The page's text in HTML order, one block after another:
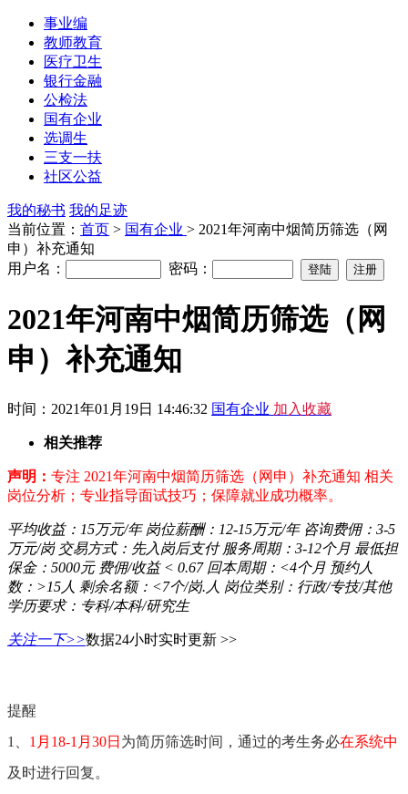
事业编
教师教育
医疗卫生
银行金融
公检法
国有企业
选调生
三支一扶
社区公益
我的秘书 我的足迹
当前位置： 首页 > 国有企业 > 2021年河南中烟简历筛选（网
申）补充通知
用户名：
密码：
2021年河南中烟简历筛选（网
申）补充通知
时间：2021年01月19日 14:46:32 国有企业 加入收藏
相关推荐
声明： 专注 2021年河南中烟简历筛选（网申）补充通知 相关
岗位分析；专业指导面试技巧；保障就业成功概率。
平均收益： 15万元/年 岗位薪酬： 12-15万元/年 咨询费佣： 3-5
万元/岗 交易方式： 先入岗后支付 服务周期： 3-12个月 最低担
保金： 5000元 费佣/收益 < 0.67 回本周期： <4个月 预约人
数： >15人 剩余名额： <7个/岗.人 岗位类别： 行政/专技/其他
学历要求： 专科/本科/研究生
关注一下>>数据24小时实时更新 >>
提醒
1、 1月18-1月30日 为简历筛选时间，通过的考生务必在系统中
及时进行回复。